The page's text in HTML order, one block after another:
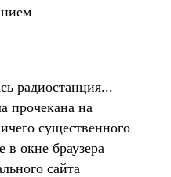
радиостанция...
прочекана на
существенного
окне браузера
сайта